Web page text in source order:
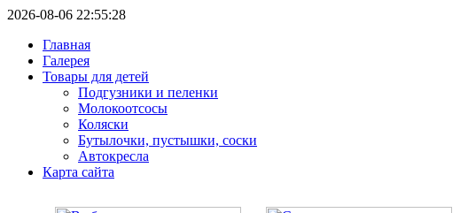
2026-08-06 22:55:28
Главная
Галерея
Товары для детей
Подгузники и пеленки
Молокоотсосы
Коляски
Бутылочки, пустышки, соски
Автокресла
Карта сайта